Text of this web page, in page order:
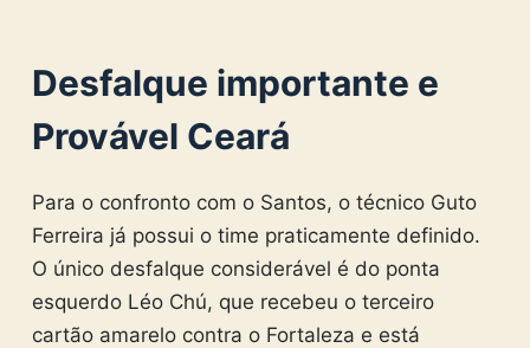
Desfalque importante e
Provável Ceará
Para o confronto com o Santos, o técnico Guto
Ferreira já possui o time praticamente definido.
O único desfalque considerável é do ponta
esquerdo Léo Chú, que recebeu o terceiro
cartão amarelo contra o Fortaleza e está